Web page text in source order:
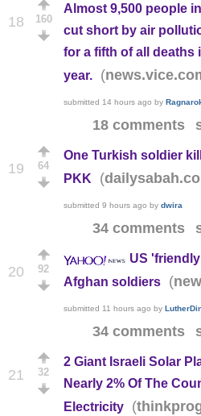
18 160
Almost 9,500 people
cut short by air
for a fifth of all deaths
year.
(
submitted 14 hours ago by
18 comments
19 64
One Turkish soldier
PKK
(
submitted 9 hours ago by dwira
34 comments
20 92
US
Afghan soldiers
(
submitted 11 hours ago by
34 comments
21 32
2 Giant Israeli Solar
Nearly 2% Of The
Electricity
(